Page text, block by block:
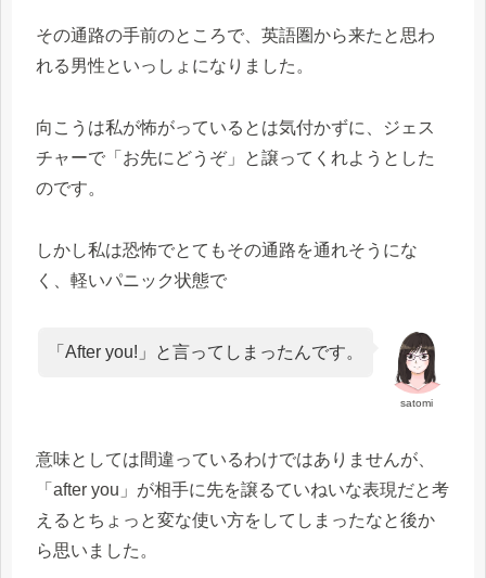
その通路の手前のところで、英語圏から来たと思わ
れる男性といっしょになりました。
向こうは私が怖がっているとは気付かずに、ジェス
チャーで「お先にどうぞ」と譲ってくれようとした
のです。
しかし私は恐怖でとてもその通路を通れそうにな
く、軽いパニック状態で
satomi
「After you!」と言ってしまったんです。
意味としては間違っているわけではありませんが、
「after you」が相手に先を譲るていねいな表現だと考
えるとちょっと変な使い方をしてしまったなと後か
ら思いました。